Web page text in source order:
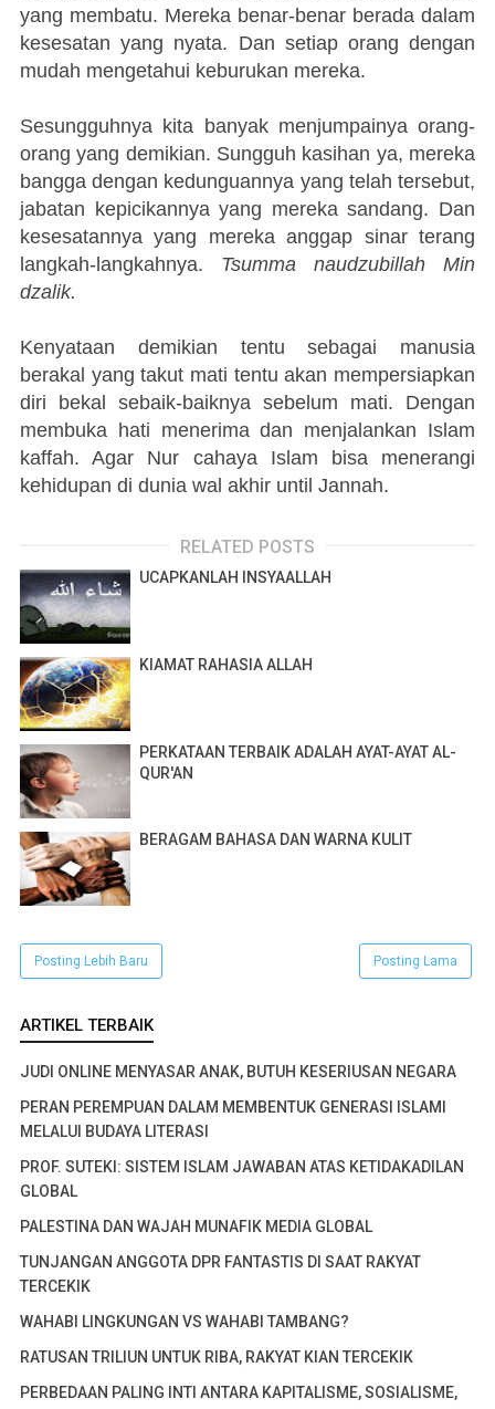
yang membatu. Mereka benar-benar berada dalam
kesesatan yang nyata. Dan setiap orang dengan
mudah mengetahui keburukan mereka.
Sesungguhnya kita banyak menjumpainya orang-
orang yang demikian. Sungguh kasihan ya, mereka
bangga dengan kedunguannya yang telah tersebut,
jabatan kepicikannya yang mereka sandang. Dan
kesesatannya yang mereka anggap sinar terang
langkah-langkahnya. Tsumma naudzubillah Min
dzalik.
Kenyataan demikian tentu sebagai manusia
berakal yang takut mati tentu akan mempersiapkan
diri bekal sebaik-baiknya sebelum mati. Dengan
membuka hati menerima dan menjalankan Islam
kaffah. Agar Nur cahaya Islam bisa menerangi
kehidupan di dunia wal akhir until Jannah.
RELATED POSTS
UCAPKANLAH INSYAALLAH
KIAMAT RAHASIA ALLAH
PERKATAAN TERBAIK ADALAH AYAT-AYAT AL-
QUR'AN
BERAGAM BAHASA DAN WARNA KULIT
Posting Lebih Baru Posting Lama
ARTIKEL TERBAIK
JUDI ONLINE MENYASAR ANAK, BUTUH KESERIUSAN NEGARA
PERAN PEREMPUAN DALAM MEMBENTUK GENERASI ISLAMI
MELALUI BUDAYA LITERASI
PROF. SUTEKI: SISTEM ISLAM JAWABAN ATAS KETIDAKADILAN
GLOBAL
PALESTINA DAN WAJAH MUNAFIK MEDIA GLOBAL
TUNJANGAN ANGGOTA DPR FANTASTIS DI SAAT RAKYAT
TERCEKIK
WAHABI LINGKUNGAN VS WAHABI TAMBANG?
RATUSAN TRILIUN UNTUK RIBA, RAKYAT KIAN TERCEKIK
PERBEDAAN PALING INTI ANTARA KAPITALISME, SOSIALISME,